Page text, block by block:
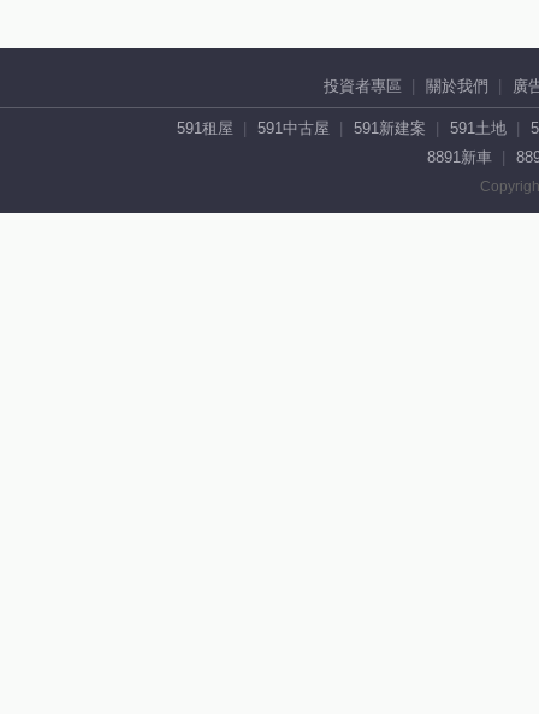
投資者專區 關於我們 廣
591租屋 591中古屋 591新建案 591土地
8891新車